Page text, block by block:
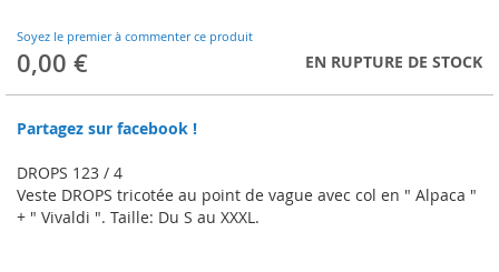
Soyez le premier à commenter ce produit
0,00 € EN RUPTURE DE STOCK
Partagez sur facebook !
DROPS 123 / 4
Veste DROPS tricotée au point de vague avec col en " Alpaca "
+ " Vivaldi ". Taille: Du S au XXXL.
beginning
of
the
gallery